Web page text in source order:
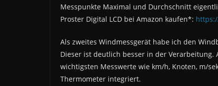
Messpunkte Maximal und Durchschnitt
Proster Digital LCD bei Amazon kaufen*:
Als zweites Windmessgerät habe ich den
Dieser ist deutlich besser in der Verarbeitung.
wichtigsten Messwerte wie km/h, Knoten, m/
Thermometer integriert.